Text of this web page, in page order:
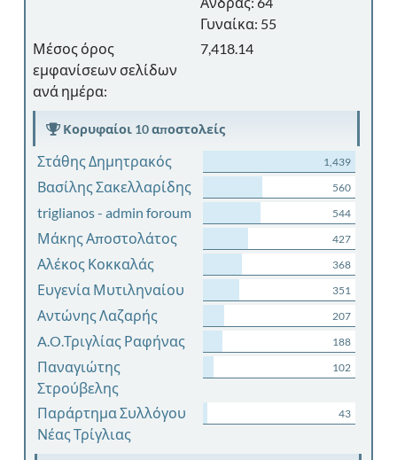
Γυναίκα: 55
Μέσος όρος
εμφανίσεων σελίδων
ανά ημέρα:
7,418.14
Κορυφαίοι 10 αποστολείς
Στάθης Δημητρακός 1,439
Βασίλης Σακελλαρίδης 560
triglianos - admin foroum 544
Μάκης Αποστολάτος 427
Αλέκος Κοκκαλάς 368
Ευγενία Μυτιληναίου 351
Αντώνης Λαζαρής 207
A.O.Τριγλίας Ραφήνας 188
Παναγιώτης
Στρούβελης
102
Παράρτημα Συλλόγου
Νέας Τρίγλιας
43